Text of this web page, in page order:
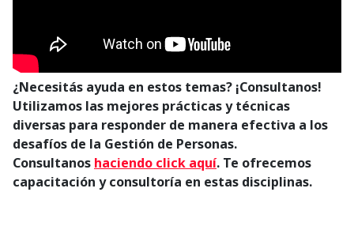
¿Necesitás ayuda en estos temas? ¡Consultanos!
Utilizamos las mejores prácticas y técnicas
diversas para responder de manera efectiva a los
desafíos de la Gestión de Personas.
Consultanos haciendo click aquí. Te ofrecemos
capacitación y consultoría en estas disciplinas.